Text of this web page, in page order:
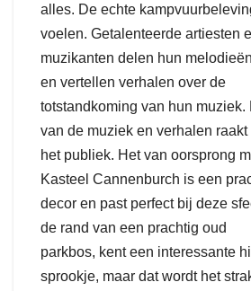
alles. De echte
voelen. Getalenteerde artiesten
muzikanten delen hun
en vertellen verhalen over de
totstandkoming van hun muziek.
van de muziek en verhalen raakt
het publiek. Het van oorsprong
Kasteel Cannenburch is een
decor en past perfect bij deze
de rand van een prachtig oud
parkbos, kent een interessante
sprookje, maar dat wordt het